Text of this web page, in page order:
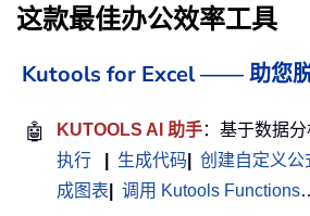
这款最佳办公效率工具
Kutools for Excel —— 助您
🤖 KUTOOLS AI 助手：基于数据
执行
生成代码 创建自定义公
成图表
调用 Kutools Functions